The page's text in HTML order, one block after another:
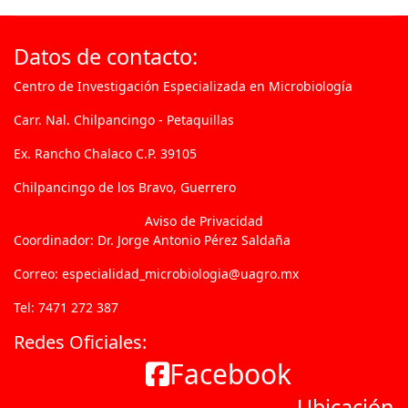
Datos de contacto:
Centro de Investigación Especializada en Microbiología
Carr. Nal. Chilpancingo - Petaquillas
Ex. Rancho Chalaco C.P. 39105
Chilpancingo de los Bravo, Guerrero
Aviso de Privacidad
Coordinador: Dr. Jorge Antonio Pérez Saldaña
Correo: especialidad_microbiologia@uagro.mx
Tel: 7471 272 387
Redes Oficiales:
Facebook